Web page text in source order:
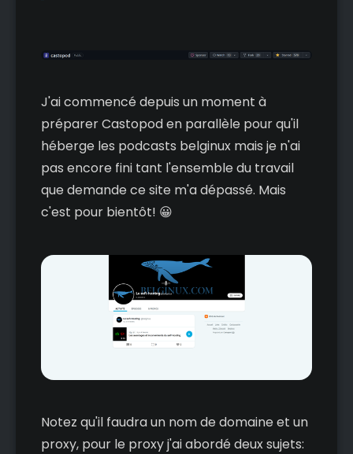
J'ai commencé depuis un moment à
préparer Castopod en parallèle pour qu'il
héberge les podcasts belginux mais je n'ai
pas encore fini tant l'ensemble du travail
que demande ce site m'a dépassé. Mais
c'est pour bientôt! 😀
Notez qu'il faudra un nom de domaine et un
proxy, pour le proxy j'ai abordé deux sujets: